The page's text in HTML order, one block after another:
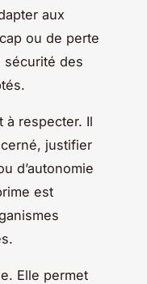
aux
ou de perte
sécurité des
à respecter. Il
justifier
d’autonomie
est
Elle permet